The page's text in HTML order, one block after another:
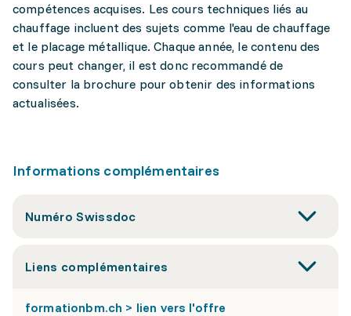
compétences acquises. Les cours techniques liés au
chauffage incluent des sujets comme l'eau de chauffage
et le placage métallique. Chaque année, le contenu des
cours peut changer, il est donc recommandé de
consulter la brochure pour obtenir des informations
actualisées.
Informations complémentaires
Numéro Swissdoc
Liens complémentaires
formationbm.ch > lien vers l'offre